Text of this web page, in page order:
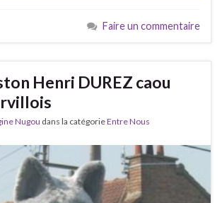
Faire un commentaire
Henri DUREZ caou
Nugou dans la catégorieEntre Nous